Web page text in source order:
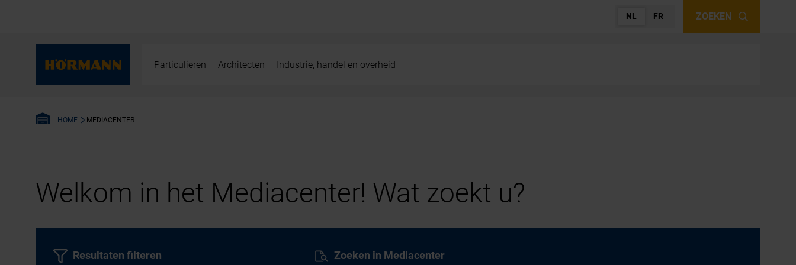
NL FR ZOEKEN
Particulieren Architecten Industrie, handel en overheid
HOME MEDIACENTER
Welkom in het Mediacenter! Wat zoekt u?
Zoeken in Mediacenter
Resultaten filteren